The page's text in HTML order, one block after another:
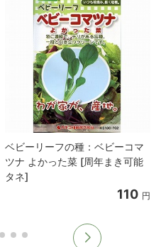
ベビーリーフの種：ベビーコマ
ツナ よかった菜 [周年まき可能
タネ]
110 円